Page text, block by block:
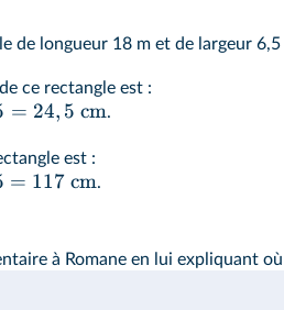
de longueur 18 m et de largeur 6,5
ce rectangle est :
= 24, 5 cm.
est :
= 117 cm.
à Romane en lui expliquant